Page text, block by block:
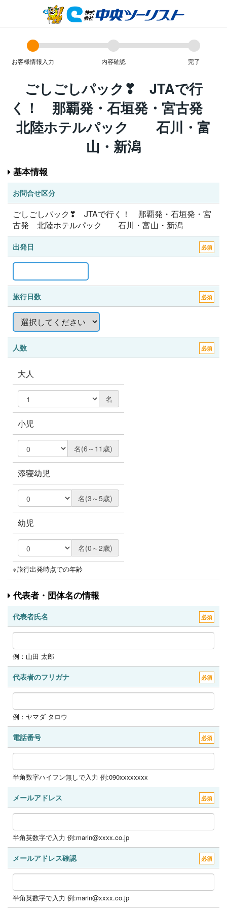
お客様情報入力 内容確認 完了
ごしごしパック❣ JTAで行
く！ 那覇発・石垣発・宮古発
北陸ホテルパック 石川・富
山・新潟
基本情報
お問合せ区分
ごしごしパック❣ JTAで行く！ 那覇発・石垣発・宮
古発 北陸ホテルパック 石川・富山・新潟
出発日 必須
旅行日数 必須
人数 必須
大人
名
小児
名(6～11歳)
添寝幼児
名(3～5歳)
幼児
名(0～2歳)
※旅行出発時点での年齢
代表者・団体名の情報
代表者氏名 必須
例：山田 太郎
代表者のフリガナ 必須
例：ヤマダ タロウ
電話番号 必須
半角数字ハイフン無しで入力 例:090xxxxxxxx
メールアドレス 必須
半角英数字で入力 例:marin@xxxx.co.jp
メールアドレス確認 必須
半角英数字で入力 例:marin@xxxx.co.jp